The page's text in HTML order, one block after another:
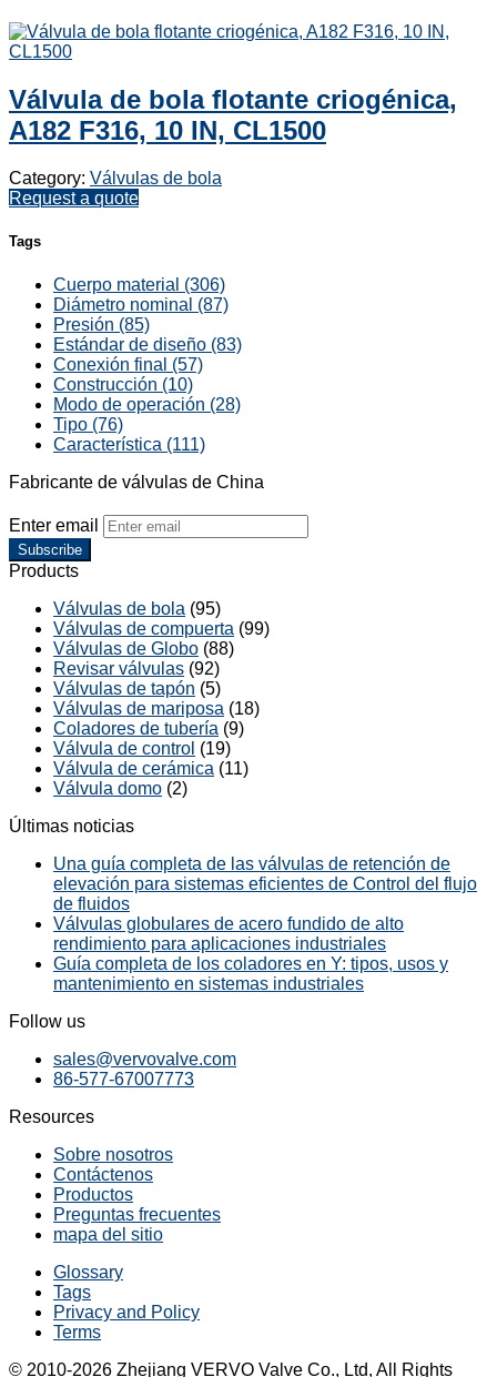
Válvula de bola flotante criogénica,
A182 F316, 10 IN, CL1500
Category: Válvulas de bola
Request a quote
Tags
Cuerpo material (306)
Diámetro nominal (87)
Presión (85)
Estándar de diseño (83)
Conexión final (57)
Construcción (10)
Modo de operación (28)
Tipo (76)
Característica (111)
Fabricante de válvulas de China
Enter email
Subscribe
Products
Válvulas de bola (95)
Válvulas de compuerta (99)
Válvulas de Globo (88)
Revisar válvulas (92)
Válvulas de tapón (5)
Válvulas de mariposa (18)
Coladores de tubería (9)
Válvula de control (19)
Válvula de cerámica (11)
Válvula domo (2)
Últimas noticias
Una guía completa de las válvulas de retención de
elevación para sistemas eficientes de Control del flujo
de fluidos
Válvulas globulares de acero fundido de alto
rendimiento para aplicaciones industriales
Guía completa de los coladores en Y: tipos, usos y
mantenimiento en sistemas industriales
Follow us
sales@vervovalve.com
86-577-67007773
Resources
Sobre nosotros
Contáctenos
Productos
Preguntas frecuentes
mapa del sitio
Glossary
Tags
Privacy and Policy
Terms
© 2010-2026 Zhejiang VERVO Valve Co., Ltd, All Rights